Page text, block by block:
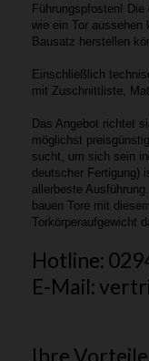
Führungspfosten!
wie ein Tor
Bausatz herstellen
Einschließlich
mit Zuschnittliste,
Das Angebot richtet
möglichst
sucht, um sich sein
deutscher Fertigung)
allerbeste
bauen Tore mit
Torkörperaufgewicht
Hotline:
E-Mail:
Ihre